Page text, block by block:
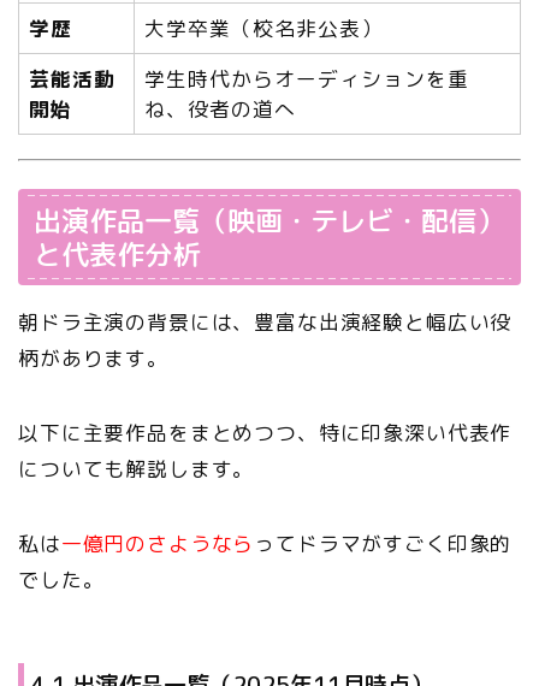
学歴
大学卒業（校名非公表）
芸能活動
開始
学生時代からオーディションを重
ね、役者の道へ
出演作品一覧（映画・テレビ・配信）
と代表作分析
朝ドラ主演の背景には、豊富な出演経験と幅広い役
柄があります。
以下に主要作品をまとめつつ、特に印象深い代表作
についても解説します。
私は一億円のさようなら ってドラマがすごく印象的
でした。